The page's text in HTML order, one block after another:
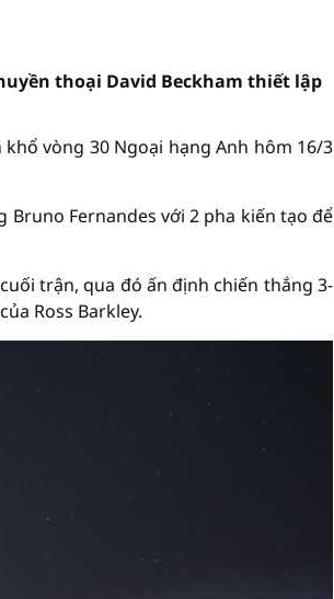
thoại David Beckham thiết lập
vòng 30 Ngoại hạng Anh hôm 16/3
Bruno Fernandes với 2 pha kiến tạo để
trận, qua đó ấn định chiến thắng 3-
Ross Barkley.